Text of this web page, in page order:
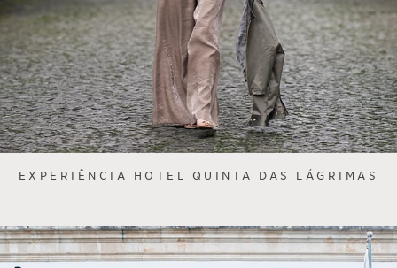
EXPERIÊNCIA HOTEL QUINTA DAS LÁGRIMAS